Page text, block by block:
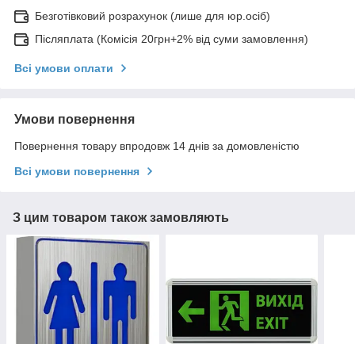
Безготівковий розрахунок (лише для юр.осіб)
Післяплата (Комісія 20грн+2% від суми замовлення)
Всі умови оплати
Умови повернення
Повернення товару впродовж 14 днів за домовленістю
Всі умови повернення
З цим товаром також замовляють